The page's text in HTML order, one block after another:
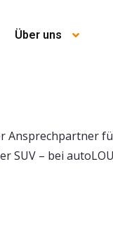
Über uns
– bei